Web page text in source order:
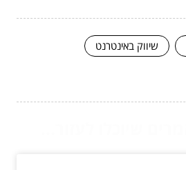
שיווק באינטרנט